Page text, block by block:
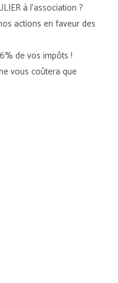
à l’association ?
actions en faveur des
de vos impôts !
vous coûtera que